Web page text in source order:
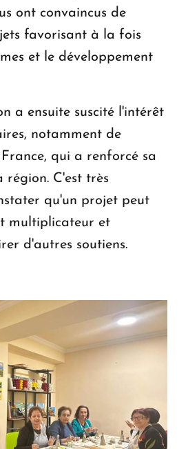
ont convaincus de
favorisant à la fois
et le développement
a ensuite suscité l'intérêt
notamment de
qui a renforcé sa
région. C'est très
qu'un projet peut
multiplicateur et
d'autres soutiens.